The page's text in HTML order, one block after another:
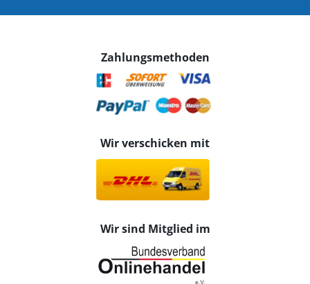
Zahlungsmethoden
Wir verschicken mit
Wir sind Mitglied im